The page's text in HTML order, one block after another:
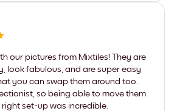
our pictures from Mixtiles! They are
look fabulous, and are super easy
you can swap them around too.
so being able to move them
set-up was incredible.